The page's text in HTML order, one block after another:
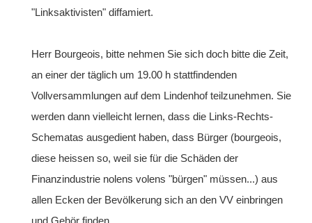
"Linksaktivisten" diffamiert.
Herr Bourgeois, bitte nehmen Sie sich doch bitte die Zeit,
an einer der täglich um 19.00 h stattfindenden
Vollversammlungen auf dem Lindenhof teilzunehmen. Sie
werden dann vielleicht lernen, dass die Links-Rechts-
Schematas ausgedient haben, dass Bürger (bourgeois,
diese heissen so, weil sie für die Schäden der
Finanzindustrie nolens volens "bürgen" müssen...) aus
allen Ecken der Bevölkerung sich an den VV einbringen
und Gehör finden.